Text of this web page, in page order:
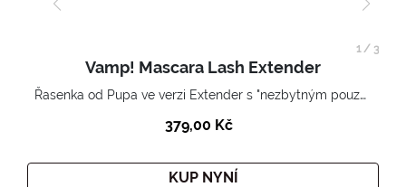
Vamp! Mascara Lash Extender
Řasenka od Pupa ve verzi Extender s "nezbytným pouzdrem".
379,00 Kč
KUP NYNÍ
1 / 3